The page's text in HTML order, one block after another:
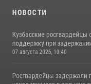
НОВОСТИ
Кузбасские росгвардейцы
поддержку при
07 августа 2026, 10:40
Росгвардейцы задержали